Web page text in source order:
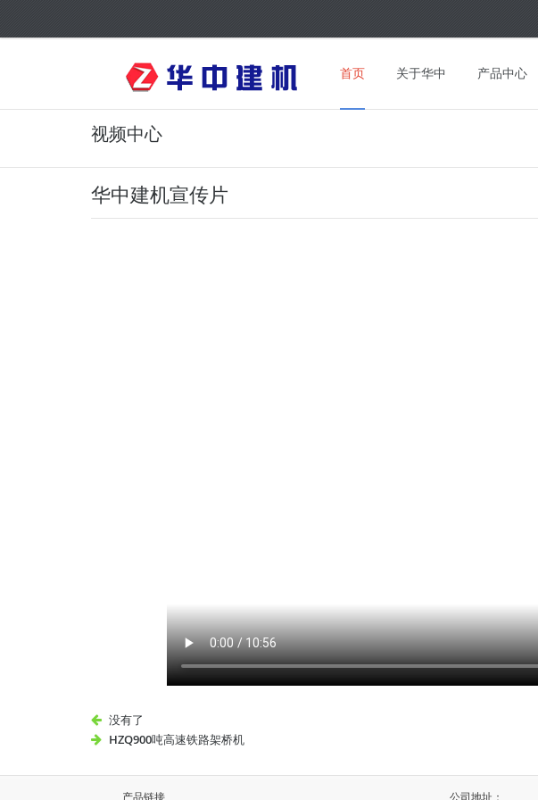
首页 关于华中 产品中心
视频中心
华中建机宣传片
没有了
HZQ900吨高速铁路架桥机